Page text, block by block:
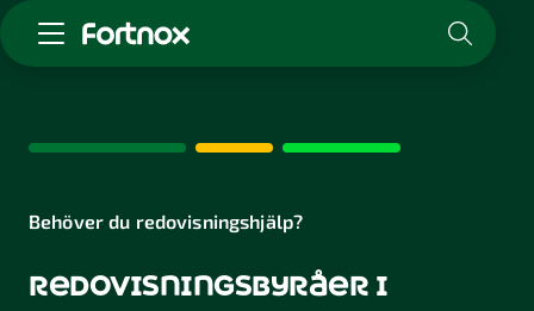
Skaffa Fortnox
Kunskap & inspiration
Logga in
Behöver du redovisningshjälp?
redovisningsbyråer i